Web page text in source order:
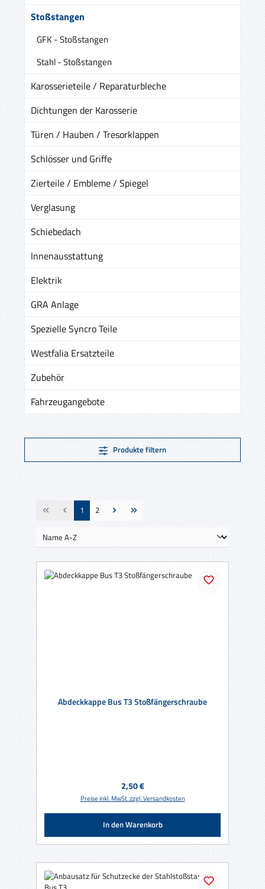
Stoßstangen
GFK - Stoßstangen
Stahl - Stoßstangen
Karosserieteile / Reparaturbleche
Dichtungen der Karosserie
Türen / Hauben / Tresorklappen
Schlösser und Griffe
Zierteile / Embleme / Spiegel
Verglasung
Schiebedach
Innenausstattung
Elektrik
GRA Anlage
Spezielle Syncro Teile
Westfalia Ersatzteile
Zubehör
Fahrzeugangebote
Produkte filtern
Seite
1 Seite
2
Abdeckkappe Bus T3 Stoßfängerschraube
Regulärer Preis:
2,50 €
Preise inkl. MwSt. zzgl. Versandkosten
In den Warenkorb